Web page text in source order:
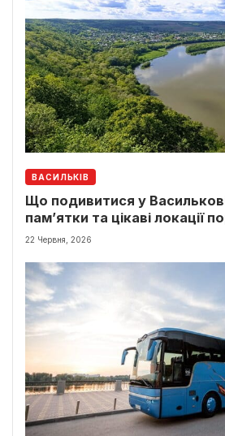
ВАСИЛЬКІВ
Що подивитися у
пам’ятки та цікаві локації
22 Червня, 2026